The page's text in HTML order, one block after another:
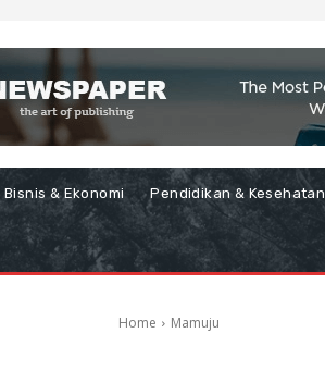
Bisnis & Ekonomi Pendidikan & Kesehatan
Home Mamuju